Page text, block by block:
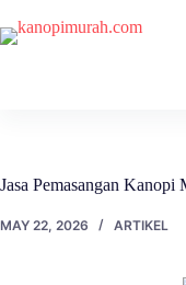
to
content
Jasa Pemasangan Kanopi
MAY 22, 2026 ARTIKEL